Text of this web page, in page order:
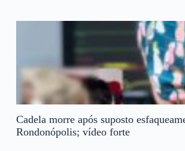
Cadela morre após suposto
Rondonópolis; vídeo forte